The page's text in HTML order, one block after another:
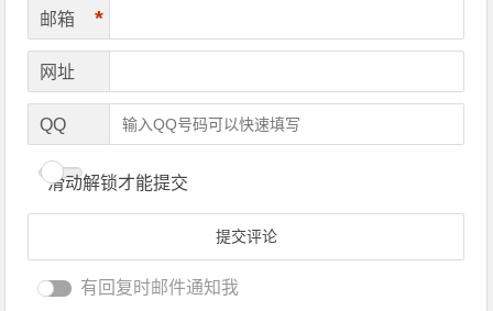
邮箱 *
网址
QQ
滑动解锁才能提交
有回复时邮件通知我